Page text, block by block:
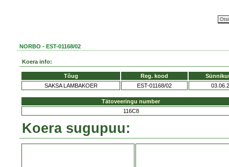
NORBO - EST-01168/02
Koera info:
Tõug Reg. kood
SAKSA LAMBAKOER
EST-01168/02
Tätoveeringu number
116C8
Koera sugupuu: